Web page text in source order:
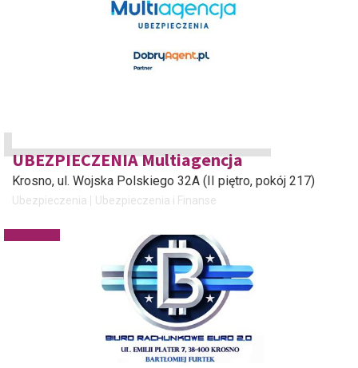
UBEZPIECZENIA Multiagencja
Krosno, ul. Wojska Polskiego 32A (II piętro, pokój 217)
Ubezpieczenia Ubezpieczenia i Finanse